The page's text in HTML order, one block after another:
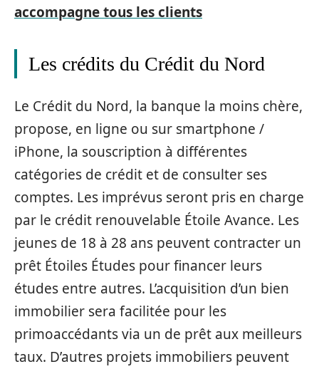
accompagne tous les clients
Les crédits du Crédit du Nord
Le Crédit du Nord, la banque la moins chère,
propose, en ligne ou sur smartphone /
iPhone, la souscription à différentes
catégories de crédit et de consulter ses
comptes. Les imprévus seront pris en charge
par le crédit renouvelable Étoile Avance. Les
jeunes de 18 à 28 ans peuvent contracter un
prêt Étoiles Études pour financer leurs
études entre autres. L’acquisition d’un bien
immobilier sera facilitée pour les
primoaccédants via un de prêt aux meilleurs
taux. D’autres projets immobiliers peuvent